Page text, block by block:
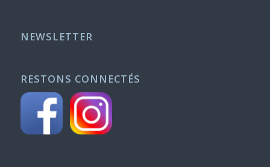
NEWSLETTER
RESTONS CONNECTÉS